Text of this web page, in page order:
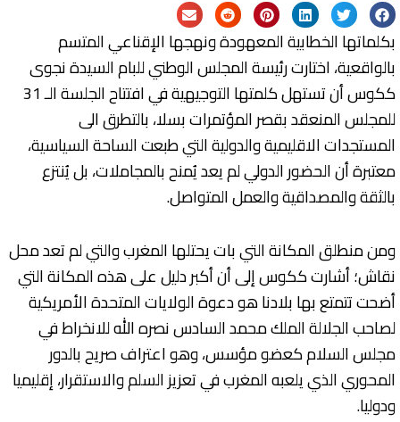
بكلماتها الخطابية المعهودة ونهجها الإقناعي المتسم
بالواقعية، اختارت رئيسة المجلس الوطني للبام السيدة نجوى
ككوس أن تستهل كلمتها التوجيهية في افتتاح الجلسة الـ 31
للمجلس المنعقد بقصر المؤتمرات بسلا، بالتطرق الى
المستجدات الاقليمية والدولية التي طبعت الساحة السياسية،
معتبرة أن الحضور الدولي لم يعد يُمنح بالمجاملات، بل يُنتزع
بالثقة والمصداقية والعمل المتواصل.
ومن منطلق المكانة التي بات يحتلها المغرب والتي لم تعد محل
نقاش؛ أشارت ككوس إلى أن أكبر دليل على هذه المكانة التي
أضحت تتمتع بها بلادنا هو دعوة الولايات المتحدة الأمريكية
لصاحب الجلالة الملك محمد السادس نصره الله للانخراط في
مجلس السلام كعضو مؤسس، وهو اعتراف صريح بالدور
المحوري الذي يلعبه المغرب في تعزيز السلم والاستقرار، إقليميا
ودوليا.